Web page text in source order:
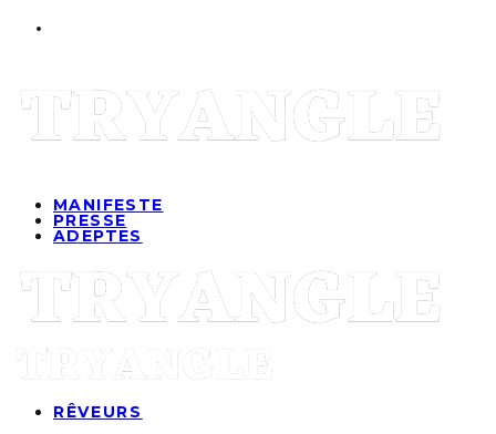
MANIFESTE
PRESSE
ADEPTES
RÊVEURS